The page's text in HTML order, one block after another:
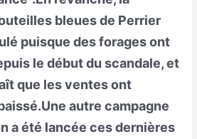
bleues de Perrier
puisque des forages ont
le début du scandale, et
que les ventes ont
autre campagne
a été lancée ces dernières